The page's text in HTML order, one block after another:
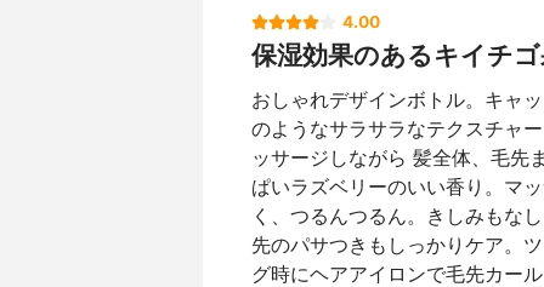
4.00
保湿効果のあるキイチ
おしゃれデザインボトル。キャ
のようなサラサラなテクスチャ
ッサージしながら 髪全体、毛先
ぱいラズベリーのいい香り。マ
く、つるんつるん。きしみもな
先のパサつきもしっかりケア。
グ時にヘアアイロンで毛先カー